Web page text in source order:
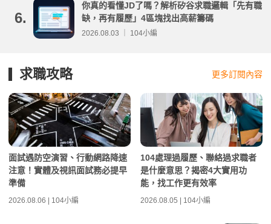
6.
你真的看懂JD了嗎？解析矽谷求職邏輯「先有職
缺，再有履歷」4區塊找出高薪籌碼
2026.08.03 ｜ 104小編
求職攻略 更多訂閱內容
面試遇防空演習、行動網路降速
注意！實體及視訊面試務必提早
準備
2026.08.06 | 104小編
104處理過履歷、聯絡過求職者
是什麼意思？揭密4大實用功
能，找工作更有效率
2026.08.05 | 104小編